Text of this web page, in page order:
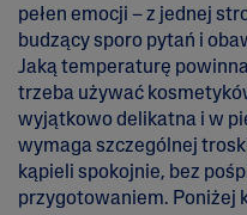
pełen emocji – z jednej
budzący sporo pytań i
Jaką temperaturę
trzeba używać
wyjątkowo delikatna i w
wymaga szczególnej
kąpieli spokojnie, bez
przygotowaniem. Poniżej